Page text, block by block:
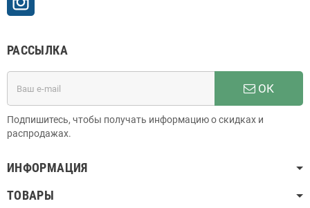
РАССЫЛКА
ОК
Подпишитесь, чтобы получать информацию о скидках и
распродажах.
ИНФОРМАЦИЯ
ТОВАРЫ